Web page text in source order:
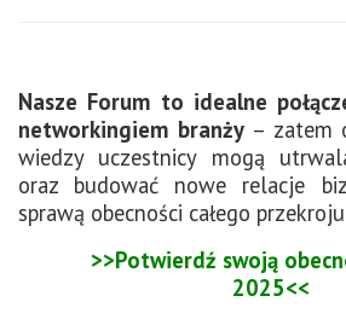
Nasze Forum to idealne
networkingiem branży– zatem
wiedzy uczestnicy mogą
oraz budować nowe relacje
sprawą obecności całego
>>Potwierdź swoją
2025<<